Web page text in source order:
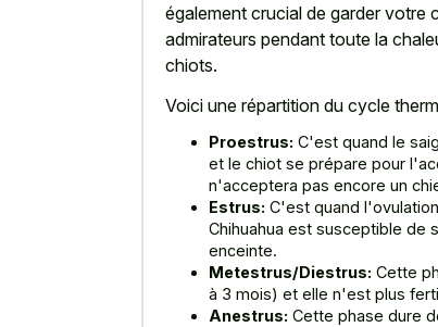
également crucial de garder votre
admirateurs pendant toute la
chiots.
Voici une répartition du cycle
Proestrus: C'est quand le
et le chiot se prépare pour
n'acceptera pas encore un
Estrus: C'est quand
Chihuahua est susceptible de
enceinte.
Metestrus/Diestrus: Cette
à 3 mois) et elle n'est plus
Anestrus: Cette phase dure